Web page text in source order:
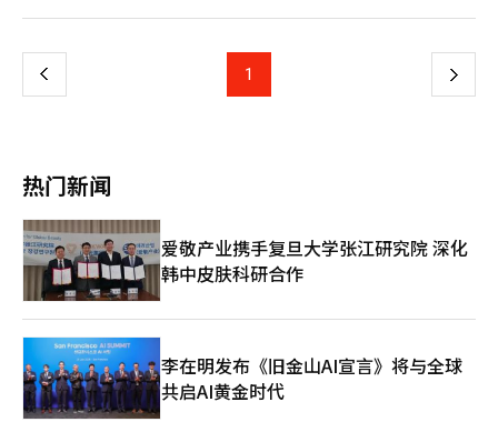
日开始。文体部为此前未受文化产业担保支持的艺术领域设立了新
务企业，提供200亿韩元用于设施和运营资金。贷款利率基于公共
资金管理基金的浮动利率，企业类型不同，利率有所差异。申请者
总计237.5亿韩元，分为支持企业成长的“艺术企业”和支持作品
制作的“艺术项目”两类。企业可通过技术担保基金的评估获得担
保书，凭此在银行申请贷款。担保申请每月1日至10日开放，结果
于月底公布。详细信息将在文体部网站上发布。※ 本报道经人工
智能（AI）系统翻译与编辑。
上 1 下
热门新闻
爱敬产业携手复旦大学张江研究院 深化
韩中皮肤科研合作
李在明发布《旧金山AI宣言》将与全球
共启AI黄金时代